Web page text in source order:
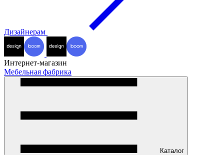
Дизайнерам
Интернет-магазин
Мебельная фабрика
Каталог